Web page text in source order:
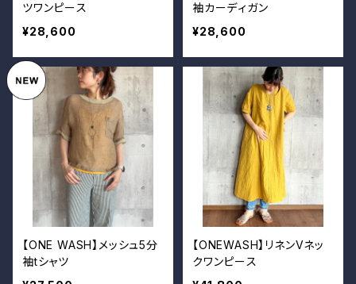
ツワンピース
¥28,600
袖カーディガン
¥28,600
【ONE WASH】メッシュ5分
袖tシャツ
【ONEWASH】リネンVネッ
クワンピース